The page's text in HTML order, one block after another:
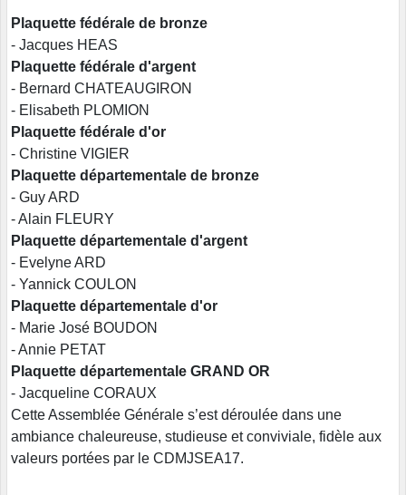
Plaquette fédérale de bronze
- Jacques HEAS
Plaquette fédérale d'argent
- Bernard CHATEAUGIRON
- Elisabeth PLOMION
Plaquette fédérale d'or
- Christine VIGIER
Plaquette départementale de bronze
- Guy ARD
- Alain FLEURY
Plaquette départementale d'argent
- Evelyne ARD
- Yannick COULON
Plaquette départementale d'or
- Marie José BOUDON
- Annie PETAT
Plaquette départementale GRAND OR
- Jacqueline CORAUX
Cette Assemblée Générale s’est déroulée dans une
ambiance chaleureuse, studieuse et conviviale, fidèle aux
valeurs portées par le CDMJSEA17.